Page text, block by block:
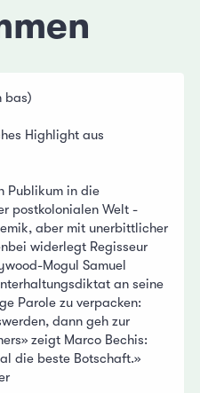
bas)
Highlight aus
Publikum in die
postkolonialen Welt -
aber mit unerbittlicher
widerlegt Regisseur
Mogul Samuel
an seine
Parole zu verpacken:
dann geh zur
zeigt Marco Bechis:
die beste Botschaft.»